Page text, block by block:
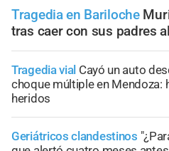
Tragedia en Bariloche
tras caer con sus padres
Tragedia vial Cayó un auto
choque múltiple en Mendoza:
heridos
Geriátricos clandestinos